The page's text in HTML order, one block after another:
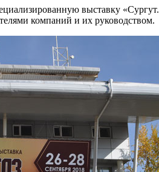
выставку
компаний и их руководством.